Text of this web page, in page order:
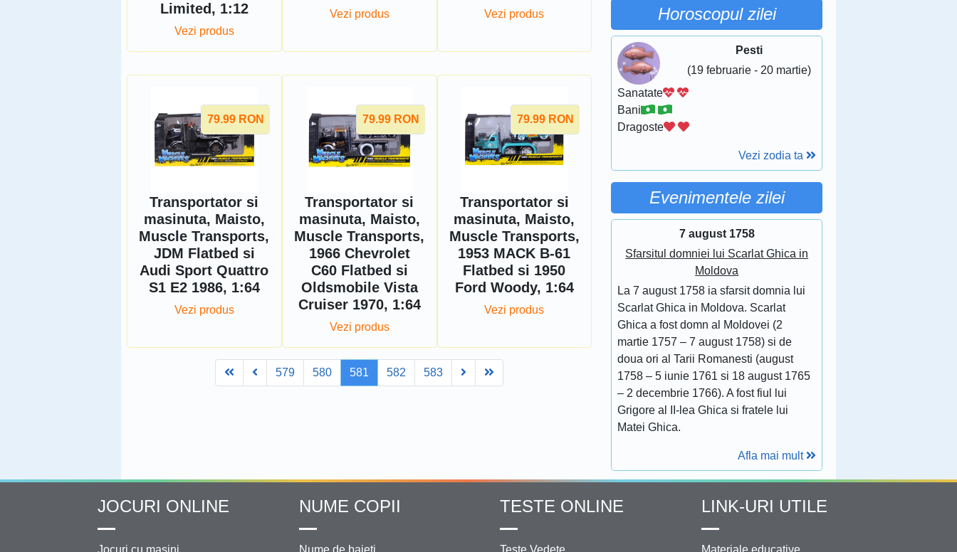
Limited, 1:12
Vezi produs
Vezi produs Vezi produs
79.99 RON
Transportator si
masinuta, Maisto,
Muscle Transports,
JDM Flatbed si
Audi Sport Quattro
S1 E2 1986, 1:64
Vezi produs
79.99 RON
Transportator si
masinuta, Maisto,
Muscle Transports,
1966 Chevrolet
C60 Flatbed si
Oldsmobile Vista
Cruiser 1970, 1:64
Vezi produs
79.99 RON
Transportator si
masinuta, Maisto,
Muscle Transports,
1953 MACK B-61
Flatbed si 1950
Ford Woody, 1:64
Vezi produs
FirstPrev579 580 581 582 583 Next
Horoscopul zilei
Pesti
(19 februarie - 20 martie)
Sanatate
Bani
Dragoste
Vezi zodia ta
Evenimentele zilei
7 august 1758
Sfarsitul domniei lui Scarlat Ghica in
Moldova
La 7 august 1758 ia sfarsit domnia lui
Scarlat Ghica in Moldova. Scarlat
Ghica a fost domn al Moldovei (2
martie 1757 – 7 august 1758) si de
doua ori al Tarii Romanesti (august
1758 – 5 iunie 1761 si 18 august 1765
– 2 decembrie 1766). A fost fiul lui
Grigore al II-lea Ghica si fratele lui
Matei Ghica.
Afla mai mult
JOCURI ONLINE
Jocuri cu masini
NUME COPII
Nume de baieti
TESTE ONLINE
Teste Vedete
LINK-URI UTILE
Materiale educative